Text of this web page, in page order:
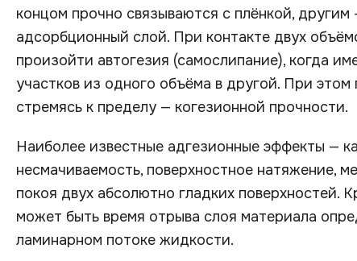
концом прочно связываются с плёнкой,
адсорбционный слой. При контакте двух
произойти автогезия (самослипание), когда
участков из одного объёма в другой. При
стремясь к пределу — когезионной прочности.
Наиболее известные адгезионные эффекты —
несмачиваемость, поверхностное натяжение,
покоя двух абсолютно гладких поверхностей.
может быть время отрыва слоя материала
ламинарном потоке жидкости.